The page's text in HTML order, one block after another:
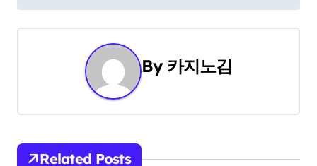
s
a
By 카지노김
Related Posts